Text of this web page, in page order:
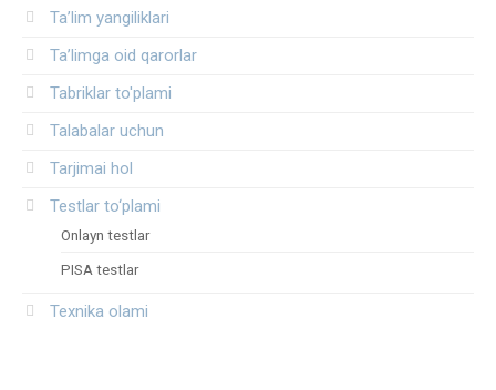
Ta’lim yangiliklari
Ta’limga oid qarorlar
Tabriklar to'plami
Talabalar uchun
Tarjimai hol
Testlar to‘plami
Onlayn testlar
PISA testlar
Texnika olami